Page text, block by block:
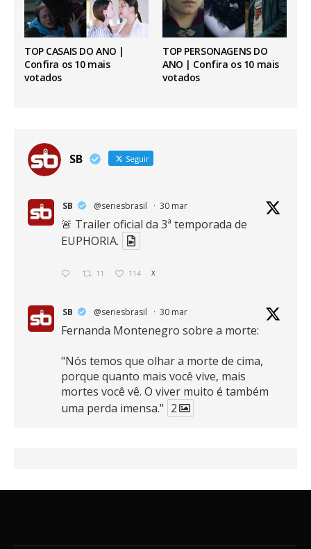
TOP CASAIS DO ANO |
Confira os 10 mais
votados
TOP PERSONAGENS DO
ANO | Confira os 10 mais
votados
SB Seguir
SB @seriesbrasil · 30 mar
🚨 Trailer oficial da 3ª temporada de
EUPHORIA.
11 114 X
SB @seriesbrasil · 30 mar
Fernanda Montenegro sobre a morte:
"Nós temos que olhar a morte de cima,
porque quanto mais você vive, mais
mortes você vê. O viver muito é também
uma perda imensa." 2
16 389 X